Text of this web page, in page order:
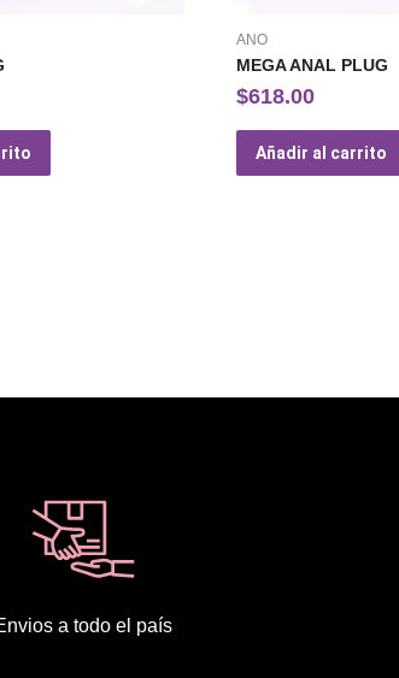
ANO
MEGA ANAL PLUG
$618.00
Añadir al carrito
a todo el país